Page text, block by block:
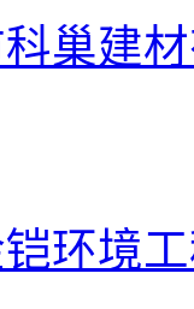
巢建
环境